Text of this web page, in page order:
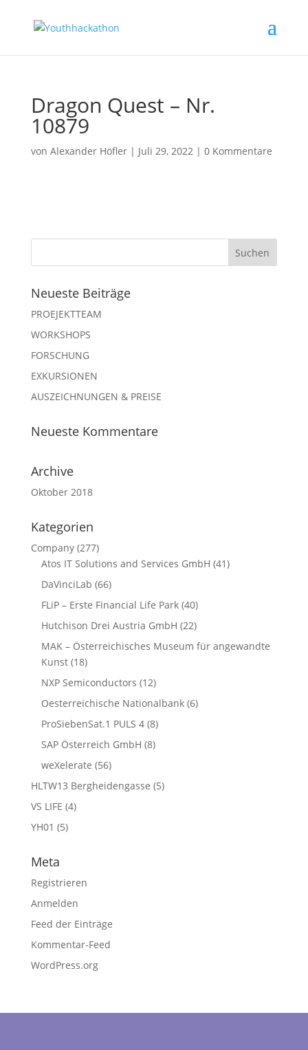
Dragon Quest – Nr.
10879
von Alexander Höfler| Juli 29, 2022| 0 Kommentare
Neueste Beiträge
PROEJEKTTEAM
WORKSHOPS
FORSCHUNG
EXKURSIONEN
AUSZEICHNUNGEN & PREISE
Neueste Kommentare
Archive
Oktober 2018
Kategorien
Company(277)
Atos IT Solutions and Services GmbH (41)
DaVinciLab (66)
FLiP – Erste Financial Life Park(40)
Hutchison Drei Austria GmbH (22)
MAK – Österreichisches Museum für angewandte
Kunst(18)
NXP Semiconductors (12)
Oesterreichische Nationalbank(6)
ProSiebenSat.1 PULS 4(8)
SAP Österreich GmbH (8)
weXelerate (56)
HLTW13 Bergheidengasse (5)
VS LIFE (4)
YH01 (5)
Meta
Registrieren
Anmelden
Feed der Einträge
Kommentar-Feed
WordPress.org